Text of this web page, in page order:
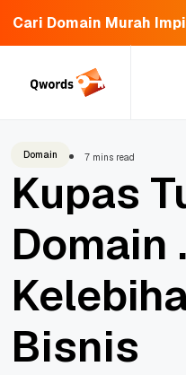
Cari Domain Murah
Domain 7 mins read
Kupas
Domain
Bisnis